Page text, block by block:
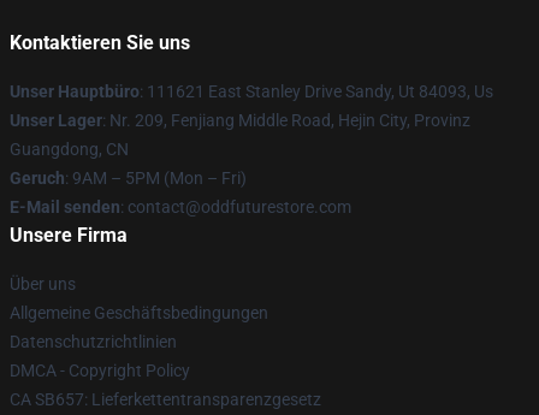
Kontaktieren Sie uns
Unser Hauptbüro: 111621 East Stanley Drive Sandy, Ut 84093, Us
Unser Lager: Nr. 209, Fenjiang Middle Road, Hejin City, Provinz
Guangdong, CN
Geruch: 9AM – 5PM (Mon – Fri)
E-Mail senden: contact@oddfuturestore.com
Unsere Firma
Über uns
Allgemeine Geschäftsbedingungen
Datenschutzrichtlinien
DMCA - Copyright Policy
CA SB657: Lieferkettentransparenzgesetz